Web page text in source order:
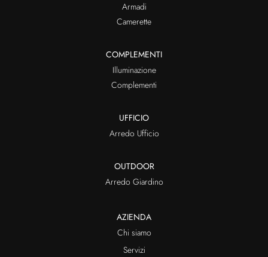
Armadi
Camerette
COMPLEMENTI
Illuminazione
Complementi
UFFICIO
Arredo Ufficio
OUTDOOR
Arredo Giardino
AZIENDA
Chi siamo
Servizi